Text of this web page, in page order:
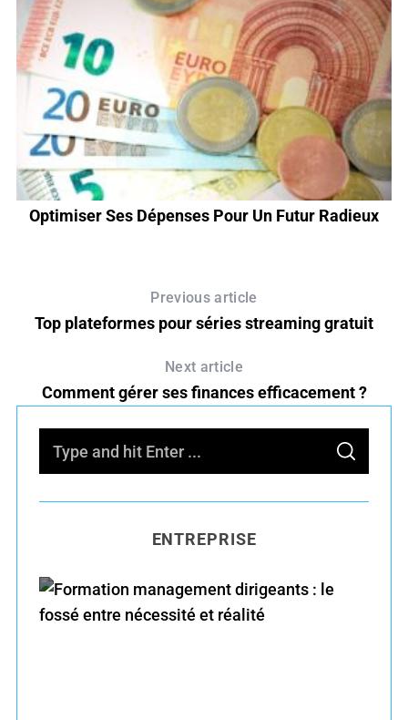
Optimiser Ses Dépenses Pour Un Futur Radieux
Previous article
Top plateformes pour séries streaming gratuit
Next article
Comment gérer ses finances efficacement ?
f
o
S
A
C
ENTREPRISE